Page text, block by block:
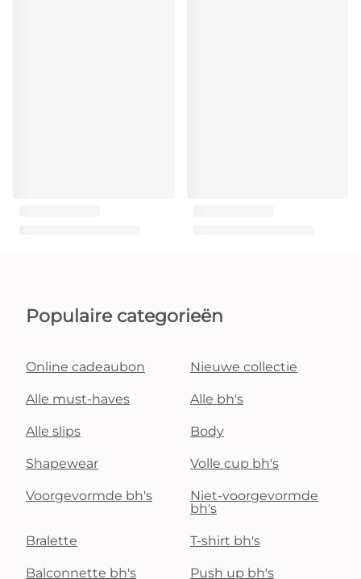
Populaire categorieën
Online cadeaubon Nieuwe collectie
Alle must-haves Alle bh's
Alle slips Body
Shapewear Volle cup bh's
Voorgevormde bh's
Niet-voorgevormde
bh's
Bralette T-shirt bh's
Balconnette bh's Push up bh's